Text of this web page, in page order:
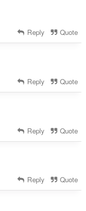
Reply Quote
Reply Quote
Reply Quote
Reply Quote